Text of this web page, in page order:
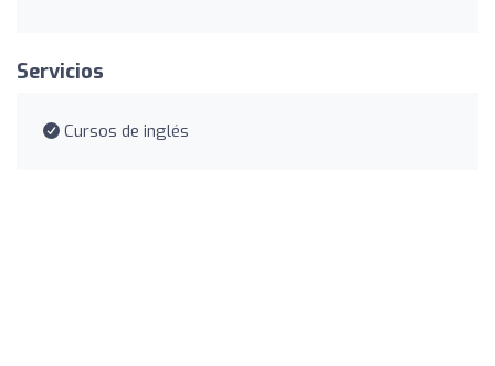
Servicios
Cursos de inglés